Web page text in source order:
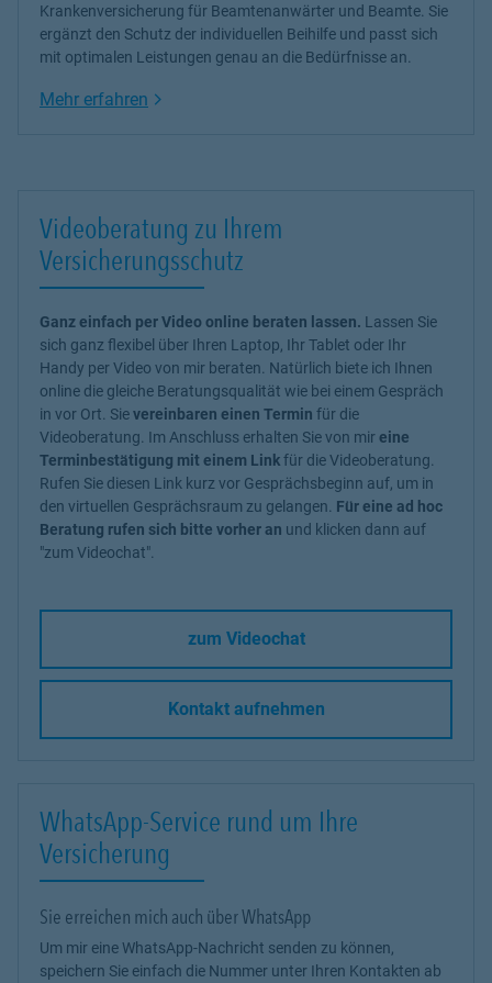
Krankenversicherung für Beamtenanwärter und Beamte. Sie
ergänzt den Schutz der individuellen Beihilfe und passt sich
mit optimalen Leistungen genau an die Bedürfnisse an.
Mehr erfahren Link Opens in New Tab
Videoberatung zu Ihrem
Versicherungsschutz
Ganz einfach per Video online beraten lassen. Lassen Sie
sich ganz flexibel über Ihren Laptop, Ihr Tablet oder Ihr
Handy per Video von mir beraten. Natürlich biete ich Ihnen
online die gleiche Beratungsqualität wie bei einem Gespräch
in vor Ort. Sievereinbaren einen Termin für die
Videoberatung. Im Anschluss erhalten Sie von mireine
Terminbestätigung mit einem Linkfür die Videoberatung.
Rufen Sie diesen Link kurz vor Gesprächsbeginn auf, um in
den virtuellen Gesprächsraum zu gelangen. Für eine ad hoc
Beratung rufen sich bitte vorher an und klicken dann auf
"zum Videochat".
zum Videochat
Kontakt aufnehmen
WhatsApp-Service rund um Ihre
Versicherung
Sie erreichen mich auch über WhatsApp
Um mir eine WhatsApp-Nachricht senden zu können,
speichern Sie einfach die Nummer unter Ihren Kontakten ab